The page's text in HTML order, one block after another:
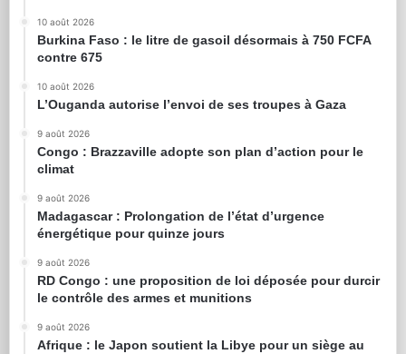
10 août 2026
Burkina Faso : le litre de gasoil désormais à 750 FCFA
contre 675
10 août 2026
L’Ouganda autorise l’envoi de ses troupes à Gaza
9 août 2026
Congo : Brazzaville adopte son plan d’action pour le
climat
9 août 2026
Madagascar : Prolongation de l’état d’urgence
énergétique pour quinze jours
9 août 2026
RD Congo : une proposition de loi déposée pour durcir
le contrôle des armes et munitions
9 août 2026
Afrique : le Japon soutient la Libye pour un siège au